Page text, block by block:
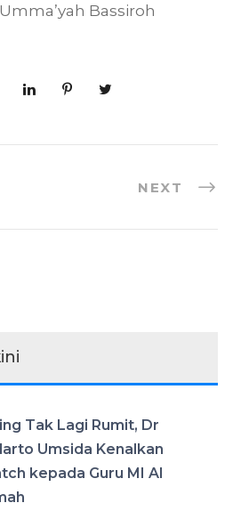
Bassiroh
NEXT
Tak Lagi Rumit, Dr
Umsida Kenalkan
kepada Guru MI Al